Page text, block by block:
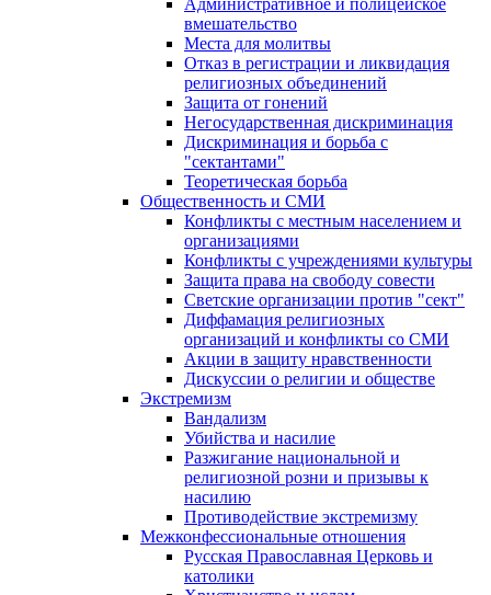
Административное и полицейское
вмешательство
Места для молитвы
Отказ в регистрации и ликвидация
религиозных объединений
Защита от гонений
Негосударственная дискриминация
Дискриминация и борьба с
"сектантами"
Теоретическая борьба
Общественность и СМИ
Конфликты с местным населением и
организациями
Конфликты с учреждениями культуры
Защита права на свободу совести
Светские организации против "сект"
Диффамация религиозных
организаций и конфликты со СМИ
Акции в защиту нравственности
Дискуссии о религии и обществе
Экстремизм
Вандализм
Убийства и насилие
Разжигание национальной и
религиозной розни и призывы к
насилию
Противодействие экстремизму
Межконфессиональные отношения
Русская Православная Церковь и
католики